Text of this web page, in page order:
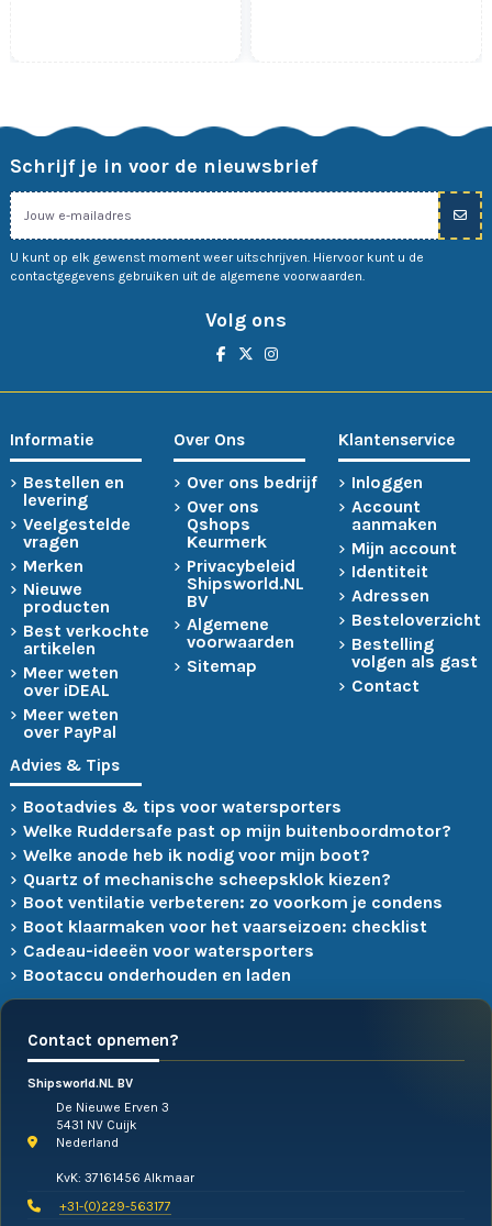
Schrijf je in voor de nieuwsbrief
U kunt op elk gewenst moment weer uitschrijven. Hiervoor kunt u de
contactgegevens gebruiken uit de algemene voorwaarden.
Volg ons
Informatie
Bestellen en
levering
Veelgestelde
vragen
Merken
Nieuwe
producten
Best verkochte
artikelen
Meer weten
over iDEAL
Meer weten
over PayPal
Over Ons
Over ons bedrijf
Over ons
Qshops
Keurmerk
Privacybeleid
Shipsworld.NL
BV
Algemene
voorwaarden
Sitemap
Klantenservice
Inloggen
Account
aanmaken
Mijn account
Identiteit
Adressen
Besteloverzicht
Bestelling
volgen als gast
Contact
Advies & Tips
Bootadvies & tips voor watersporters
Welke Ruddersafe past op mijn buitenboordmotor?
Welke anode heb ik nodig voor mijn boot?
Quartz of mechanische scheepsklok kiezen?
Boot ventilatie verbeteren: zo voorkom je condens
Boot klaarmaken voor het vaarseizoen: checklist
Cadeau-ideeën voor watersporters
Bootaccu onderhouden en laden
Contact opnemen?
Shipsworld.NL BV
De Nieuwe Erven 3
5431 NV Cuijk
Nederland
KvK: 37161456 Alkmaar
+31-(0)229-563177